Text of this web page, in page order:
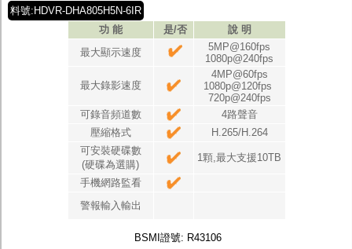
料號:HDVR-DHA805H5N-6IR
功 能
是/否
說 明
最大顯示速度
5MP@160fps
1080p@240fps
最大錄影速度
4MP@60fps
1080p@120fps
720p@240fps
可錄音頻道數
4路聲音
壓縮格式
H.265/H.264
可安裝硬碟數
(硬碟為選購)
1顆,最大支援10TB
手機網路監看
警報輸入輸出
BSMI證號: R43106